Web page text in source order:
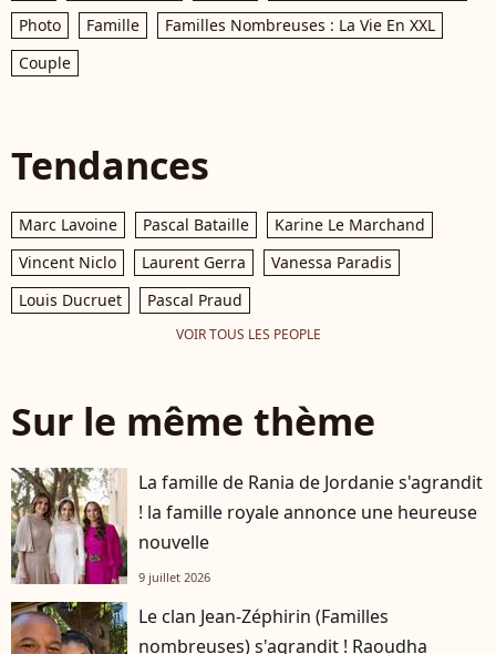
Photo
Famille
Familles Nombreuses : La Vie En XXL
Couple
Tendances
Marc Lavoine Pascal Bataille
Karine Le Marchand
Vincent Niclo
Laurent Gerra
Vanessa Paradis
Louis Ducruet
Pascal Praud
VOIR TOUS LES PEOPLE
Sur le même thème
La famille de Rania de Jordanie s'agrandit
! la famille royale annonce une heureuse
nouvelle
9 juillet 2026
Le clan Jean-Zéphirin (Familles
nombreuses) s'agrandit ! Raoudha